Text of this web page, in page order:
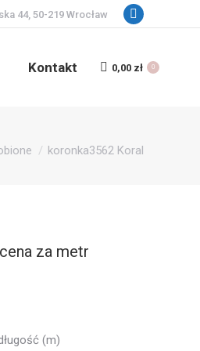
44, 50-219 Wrocław
Facebook
opens
Kontakt 0,00 zł 0
koronka3562 Koral
cena za metr
(m)